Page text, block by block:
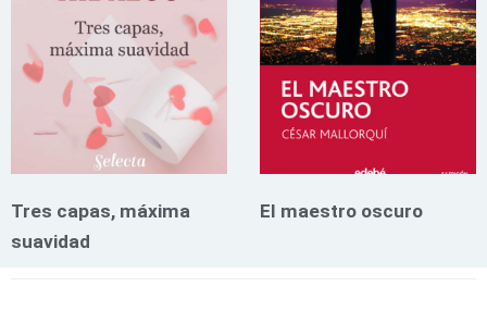
Tres capas, máxima
suavidad
El maestro oscuro